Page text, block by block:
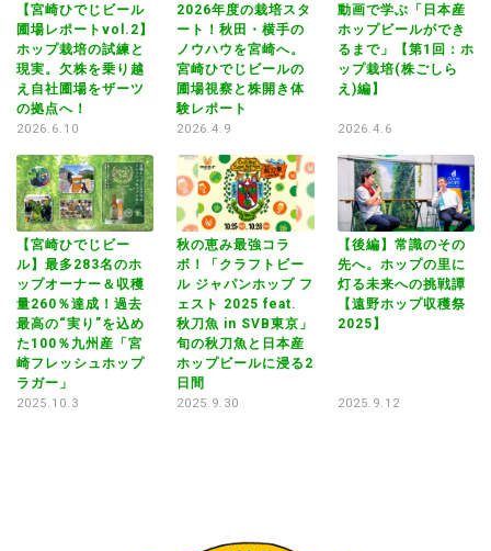
【宮崎ひでじビール
圃場レポートvol.2】
ホップ栽培の試練と
現実。欠株を乗り越
え自社圃場をザーツ
の拠点へ！
2026.6.10
2026年度の栽培スタ
ート！秋田・横手の
ノウハウを宮崎へ。
宮崎ひでじビールの
圃場視察と株開き体
験レポート
2026.4.9
動画で学ぶ「日本産
ホップビールができ
るまで」【第1回：ホ
ップ栽培(株ごしら
え)編】
2026.4.6
【宮崎ひでじビー
ル】最多283名のホ
ップオーナー＆収穫
量260％達成！過去
最高の“実り”を込め
た100％九州産「宮
崎フレッシュホップ
ラガー」
2025.10.3
秋の恵み最強コラ
ボ！「クラフトビー
ル ジャパンホップ フ
ェスト 2025 feat.
秋刀魚 in SVB東京」
旬の秋刀魚と日本産
ホップビールに浸る2
日間
2025.9.30
【後編】常識のその
先へ。ホップの里に
灯る未来への挑戦譚
【遠野ホップ収穫祭
2025】
2025.9.12